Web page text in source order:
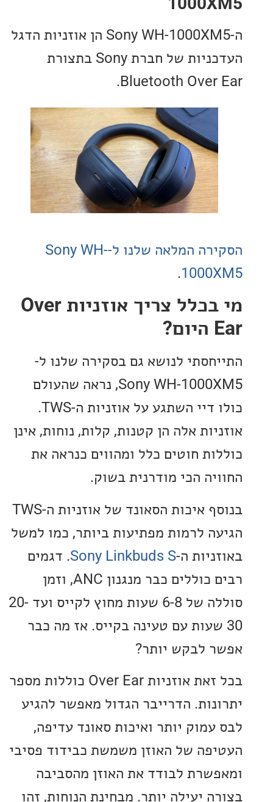
ה-Sony WH-1000XM5 הן אוזניות הדגל
העדכניות של חברת Sony בתצורת
Bluetooth Over
הסקירה המלאה שלנו ל-Sony WH-
.
מי בכלל צריך אוזניות Over
לנושא גם בסקירה שלנו ל-
Sony WH-1000XM5, נראה שהעולם
כולו דיי השתגע על אוזניות ה-TWS.
אלה הן קטנות, קלות, נוחות, אינן
חוטים כלל ומהווים כנראה את
הכי מודרנית בשוק.
בנוסף איכות הסאונד של אוזניות ה-TWS
לרמות מפתיעות ביותר, כמו למשל
ה-Sony Linkbuds S. דגמים
רבים כוללים כבר מנגנון ANC, וזמן
סוללה של 6-8 שעות מחוץ לקייס ועד 20-
שעות עם טעינה בקייס. אז מה כבר
לבקש יותר?
בכל זאת אוזניות Over Ear כוללות מספר
הדרייבר הגדול מאפשר להגיע
יותר ואיכות סאונד עדיפה,
של האוזן משמשת כבידוד פסיבי
לבודד את האוזן מהסביבה
יעילה יותר. מבחינת הנוחות, זהו